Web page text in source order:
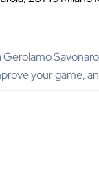
your game,